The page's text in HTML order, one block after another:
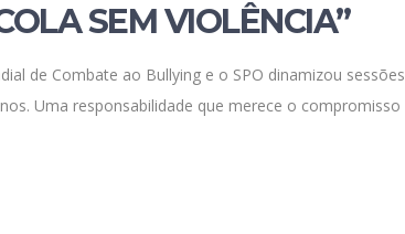
SEM VIOLÊNCIA”
de Combate ao Bullying e o SPO dinamizou sessões
Uma responsabilidade que merece o compromisso